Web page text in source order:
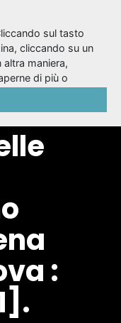
gesto :
:
sul tasto
cliccando su un
maniera,
di più o